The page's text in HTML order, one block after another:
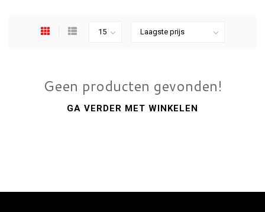
Geen producten gevonden!
GA VERDER MET WINKELEN